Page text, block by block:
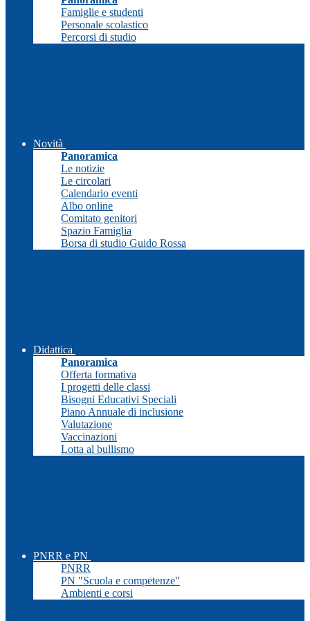
Famiglie e studenti
Personale scolastico
Percorsi di studio
Novità
Panoramica
Le notizie
Le circolari
Calendario eventi
Albo online
Comitato genitori
Spazio Famiglia
Borsa di studio Guido Rossa
Didattica
Panoramica
Offerta formativa
I progetti delle classi
Bisogni Educativi Speciali
Piano Annuale di inclusione
Valutazione
Vaccinazioni
Lotta al bullismo
PNRR e PN
PNRR
PN "Scuola e competenze"
Ambienti e corsi